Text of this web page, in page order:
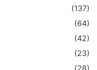
(137)
(64)
(42)
(23)